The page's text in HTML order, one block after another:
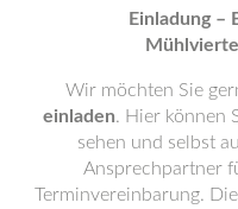
Einladung –
Wir möchten Sie
einladen. Hier können
sehen und selbst
Ansprechpartner
Terminvereinbarung.